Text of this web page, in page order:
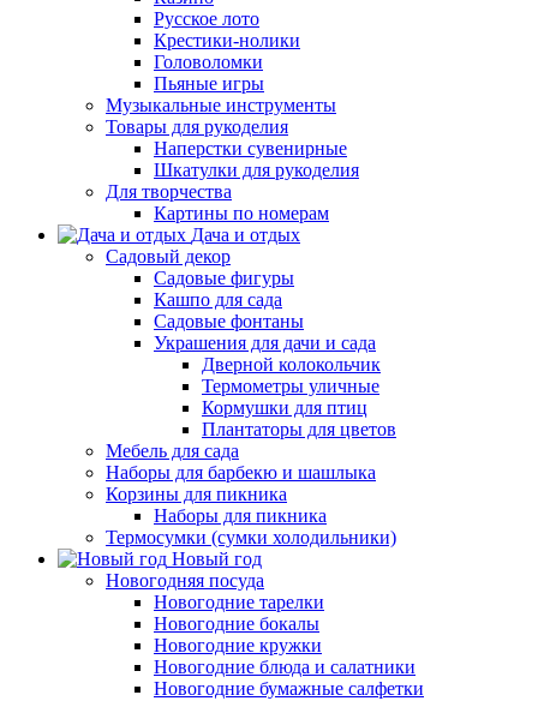
Русское лото
Крестики-нолики
Головоломки
Пьяные игры
Музыкальные инструменты
Товары для рукоделия
Наперстки сувенирные
Шкатулки для рукоделия
Для творчества
Картины по номерам
Дача и отдых
Садовый декор
Садовые фигуры
Кашпо для сада
Садовые фонтаны
Украшения для дачи и сада
Дверной колокольчик
Термометры уличные
Кормушки для птиц
Плантаторы для цветов
Мебель для сада
Наборы для барбекю и шашлыка
Корзины для пикника
Наборы для пикника
Термосумки (сумки холодильники)
Новый год
Новогодняя посуда
Новогодние тарелки
Новогодние бокалы
Новогодние кружки
Новогодние блюда и салатники
Новогодние бумажные салфетки